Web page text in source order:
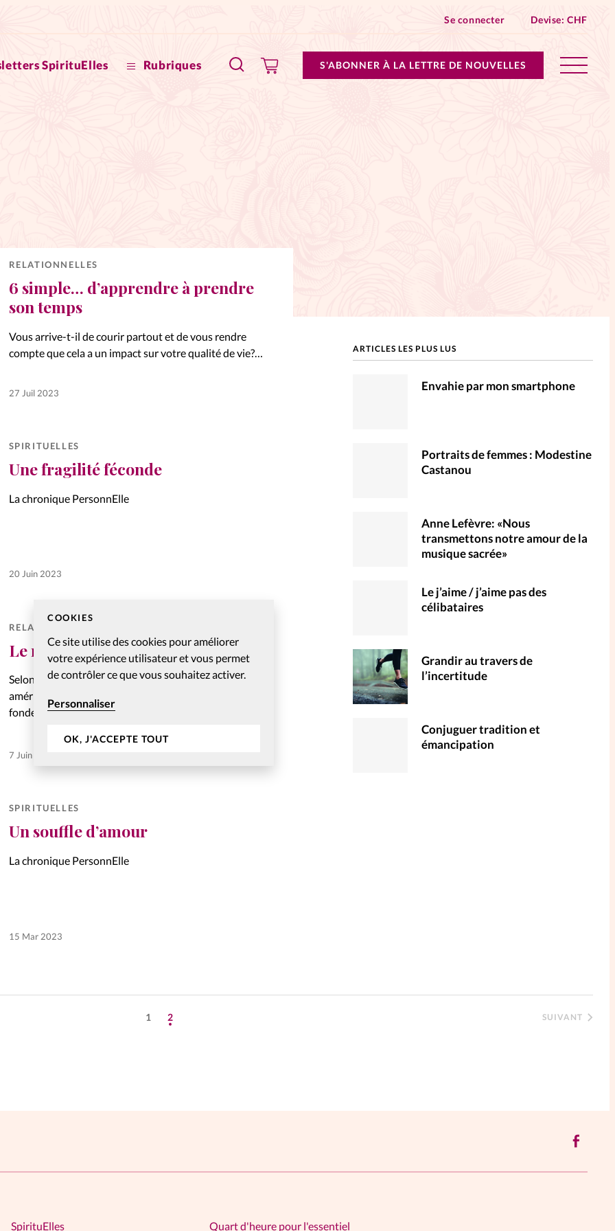
COOKIES
Ce site utilise des cookies pour améliorer
votre expérience utilisateur et vous permet
de contrôler ce que vous souhaitez activer.
Personnaliser
OK, J'ACCEPTE TOUT
SpirituElles Rubriques
Se connecter Devise:CHF
S'ABONNER À LA LETTRE DE NOUVELLES
Vive la famille
La Pause SpirituElles - toutes les éditions
À propos
Mon compte
RELATIONNELLES
6 simple… d’apprendre à prendre
son temps
Vous arrive-t-il de courir partout et de vous rendre
compte que cela a un impact sur votre qualité de vie?
27 Juil 2023
SPIRITUELLES
Une fragilité féconde
La chronique PersonnElle
20 Juin 2023
RELATIONNELLES
Le rôle de l’amitié dans le couple
Selon un couple de scientifiques et psychologues
américains, John et Julie Gottman, l’amitié serait un des
fondements importants de la vie de couple.
7 Juin 2023
SPIRITUELLES
Un souffle d’amour
La chronique PersonnElle
15 Mar 2023
1 2 SUIVANT
ARTICLES LES PLUS LUS
Envahie par mon smartphone
Portraits de femmes : Modestine
Castanou
Anne Lefèvre: «Nous
transmettons notre amour de la
musique sacrée»
Le j’aime / j’aime pas des
célibataires
Grandir au travers de
l’incertitude
Conjuguer tradition et
émancipation
SpirituElles Quart d'heure pour l'essentiel